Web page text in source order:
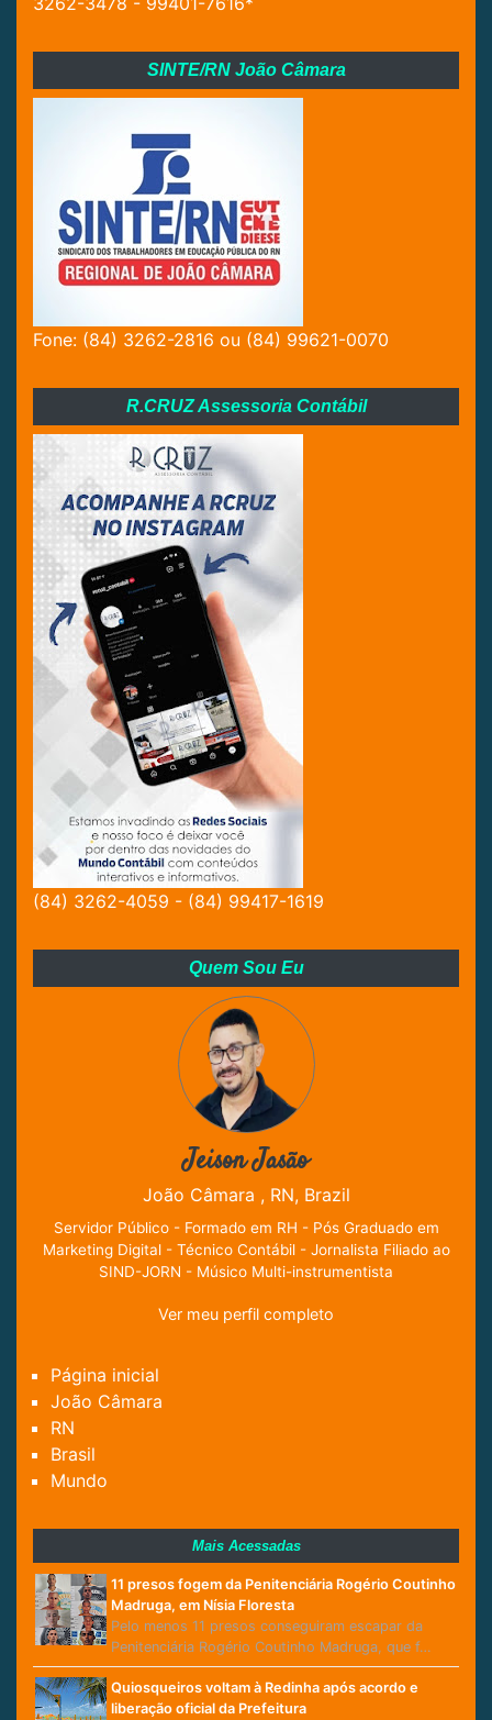
SINTE/RN João Câmara
Fone: (84) 3262-2816 ou (84) 99621-0070
R.CRUZ Assessoria Contábil
(84) 3262-4059 - (84) 99417-1619
Quem Sou Eu
Jeison Jasão
João Câmara , RN, Brazil
Servidor Público - Formado em RH - Pós Graduado em
Marketing Digital - Técnico Contábil - Jornalista Filiado ao
SIND-JORN - Músico Multi-instrumentista
Ver meu perfil completo
Página inicial
João Câmara
RN
Brasil
Mundo
Mais Acessadas
11 presos fogem da Penitenciária Rogério Coutinho
Madruga, em Nísia Floresta
Pelo menos 11 presos conseguiram escapar da
Penitenciária Rogério Coutinho Madruga, que f…
Quiosqueiros voltam à Redinha após acordo e
liberação oficial da Prefeitura